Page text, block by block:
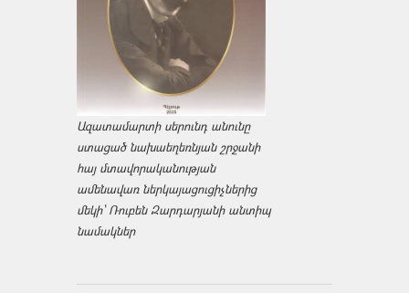
Ազատամարտի սերունդ անունը
ստացած նախաեղեռնյան շրջանի
հայ մտավորականության
ամենավառ ներկայացուցիչներից
մեկի՝ Ռուբեն Զարդարյանի անտիպ
նամակներ